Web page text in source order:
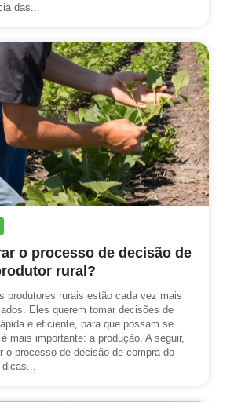
das...
o processo de decisão de
rural?
produtores rurais estão cada vez mais
Eles querem tomar decisões de
e eficiente, para que possam se
mais importante: a produção. A seguir,
o processo de decisão de compra do